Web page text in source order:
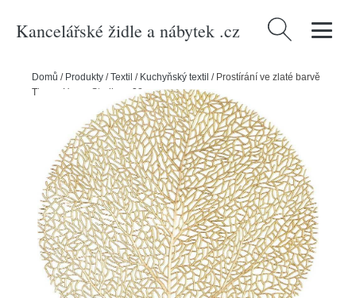
Kancelářské židle a nábytek .cz Vyhledávání
Domů / Produkty /Textil / Kuchyňský textil / Prostírání ve zlaté barvě
Tiseco Home Studio, ⌀ 38 cm